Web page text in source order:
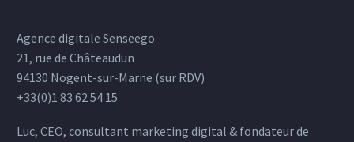
Agence digitale Senseego
21, rue de Châteaudun
94130 Nogent-sur-Marne (sur RDV)
+33(0)1 83 62 54 15
Luc, CEO, consultant marketing digital & fondateur de